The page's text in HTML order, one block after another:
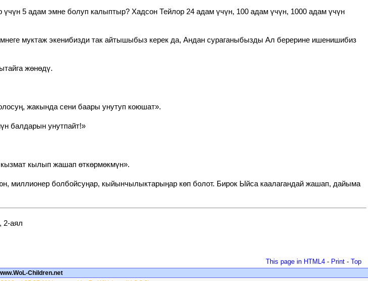
5 адам эмне болуп калыптыр? Хадсон Тейлор 24 адам үчүн, 100 адам үчүн, 1000 адам үчүн
муктаж экенибизди так айтышыбыз керек да, Андан сураганыбызды Ал берерине ишенишибиз
жөнөдү.
жакында сени баары унутуп коюшат».
балдарын унутпайт!»
кылып жашап өткөрмөкмүн».
миллионер болбойсуңар, кыйынчылыктарыңар көп болот. Бирок Ыйса каалагандай жашап, дайыма
2-аял
This page in HTML4 - Print - Top
Children.net